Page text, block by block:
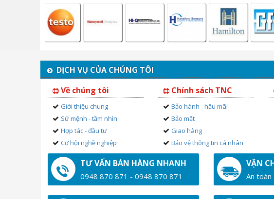
DỊCH VỤ CỦA CHÚNG TÔI
Về chúng tôi
Giới thiệu chung
Sứ mệnh - tầm nhìn
Hợp tác - đầu tư
Cơ hội nghề nghiệp
Chính sách TNC
Bảo hành - hậu mãi
Bảo mật
Giao hàng
Bảo vệ thông tin cá nhân
TƯ VẤN BÁN HÀNG NHANH
0948 870 871 - 0948 870 871
VẬN
An toàn